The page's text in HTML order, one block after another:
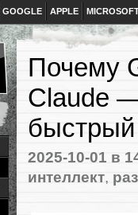
GOOGLE APPLE
Почему
Claude
2025-10-01 в
интеллект,